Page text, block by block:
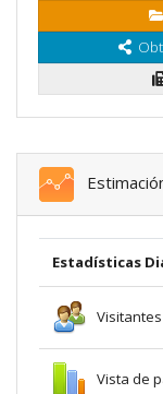
Estadísticas
Vista de